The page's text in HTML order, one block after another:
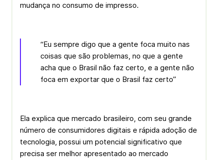
mudança no consumo de impresso.
“Eu sempre digo que a gente foca muito nas
coisas que são problemas, no que a gente
acha que o Brasil não faz certo, e a gente não
foca em exportar que o Brasil faz certo”
Ela explica que mercado brasileiro, com seu grande
número de consumidores digitais e rápida adoção de
tecnologia, possui um potencial significativo que
precisa ser melhor apresentado ao mercado